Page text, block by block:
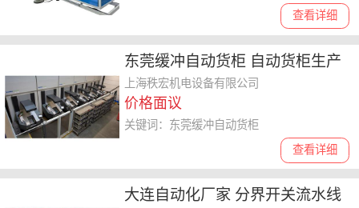
查看详细
东莞缓冲自动货柜 自动货柜生产
工厂
上海秩宏机电设备有限公司
价格面议
查看详细
关键词：东莞缓冲自动货柜
大连自动化厂家 分界开关流水线